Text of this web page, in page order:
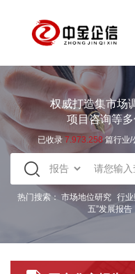
权威打造集市场
项目咨询等
已收录 7.973.258篇行业/
热门搜索： 市场地位研究 行
五”发展报告